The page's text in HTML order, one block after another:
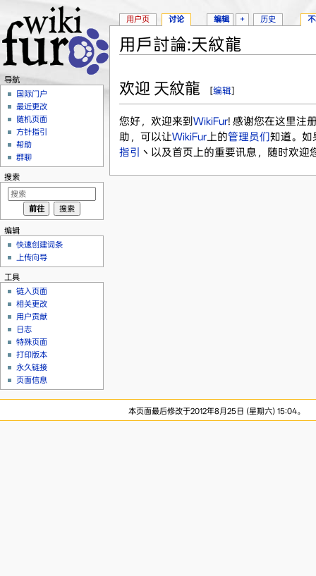
用戶討論:天紋龍
欢迎 天紋龍 [编辑]
您好，欢迎来到 WikiFur! 感谢您在这里注
助，可以让WikiFur上的管理员们知道。如
指引 丶以及首页上的重要讯息，随时欢迎
用户页 讨论 编辑 + 历史
导航
国际门户
最近更改
随机页面
方针指引
帮助
群聊
搜索
编辑
快速创建词条
上传向导
工具
链入页面
相关更改
用户贡献
日志
特殊页面
打印版本
永久链接
页面信息
本页面最后修改于2012年8月25日 (星期六) 15:04。